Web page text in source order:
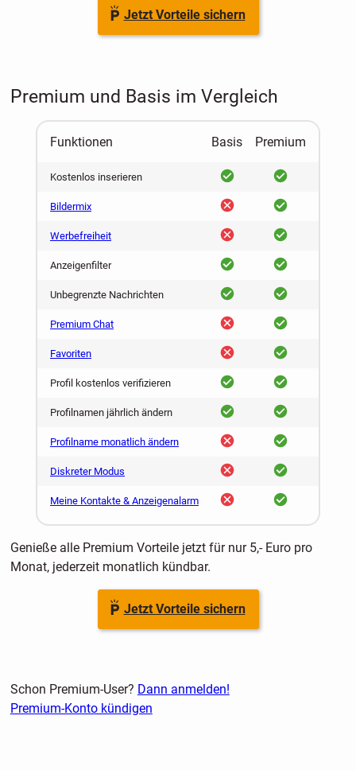
Jetzt Vorteile sichern
Premium und Basis im Vergleich
Funktionen Basis Premium
Kostenlos inserieren ja ja
Bildermix nein ja
Werbefreiheit nein ja
Anzeigenfilter ja ja
Unbegrenzte Nachrichten ja ja
Premium Chat nein ja
Favoriten nein ja
Profil kostenlos verifizieren ja ja
Profilnamen jährlich ändern ja ja
Profilname monatlich ändern nein ja
Diskreter Modus nein ja
Meine Kontakte & Anzeigenalarm nein ja
Genieße alle Premium Vorteile jetzt für nur 5,- Euro pro
Monat, jederzeit monatlich kündbar.
Jetzt Vorteile sichern
Schon Premium-User? Dann anmelden!
Premium-Konto kündigen